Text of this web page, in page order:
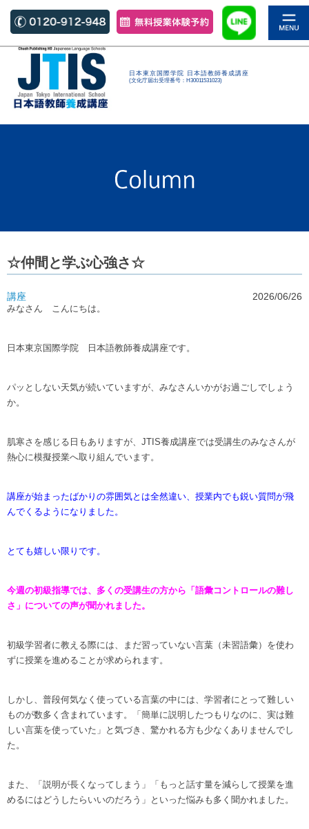
日本東京国際学院 日本語教師養成講座
(文化庁届出受理番号：H30011531023)
☆仲間と学ぶ心強さ☆
講座 2026/06/26
みなさん こんにちは。
日本東京国際学院 日本語教師養成講座です。
パッとしない天気が続いていますが、みなさんいかがお過ごしでしょう
か。
肌寒さを感じる日もありますが、JTIS養成講座では受講生のみなさんが
熱心に模擬授業へ取り組んでいます。
講座が始まったばかりの雰囲気とは全然違い、授業内でも鋭い質問が飛
んでくるようになりました。
とても嬉しい限りです。
今週の初級指導では、多くの受講生の方から「語彙コントロールの難し
さ」についての声が聞かれました。
初級学習者に教える際には、まだ習っていない言葉（未習語彙）を使わ
ずに授業を進めることが求められます。
しかし、普段何気なく使っている言葉の中には、学習者にとって難しい
ものが数多く含まれています。「簡単に説明したつもりなのに、実は難
しい言葉を使っていた」と気づき、驚かれる方も少なくありませんでし
た。
また、「説明が長くなってしまう」「もっと話す量を減らして授業を進
めるにはどうしたらいいのだろう」といった悩みも多く聞かれました。